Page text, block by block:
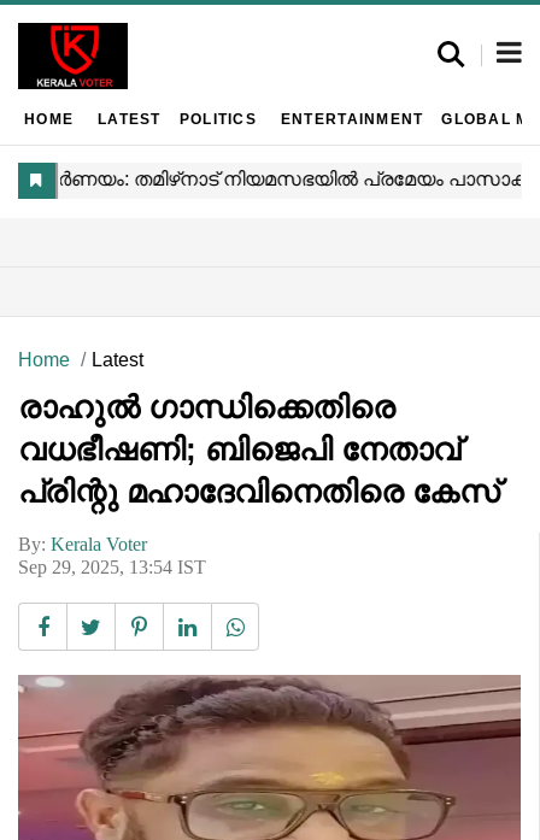
HOME LATEST POLITICS ENTERTAINMENT GLOBAL
Home Latest
രാഹുൽ ഗാന്ധിക്കെതിരെ
വധഭീഷണി; ബിജെപി നേതാവ്
പ്രിന്റു മഹാദേവിനെതിരെ കേസ്
By: Kerala Voter
Sep 29, 2025, 13:54 IST